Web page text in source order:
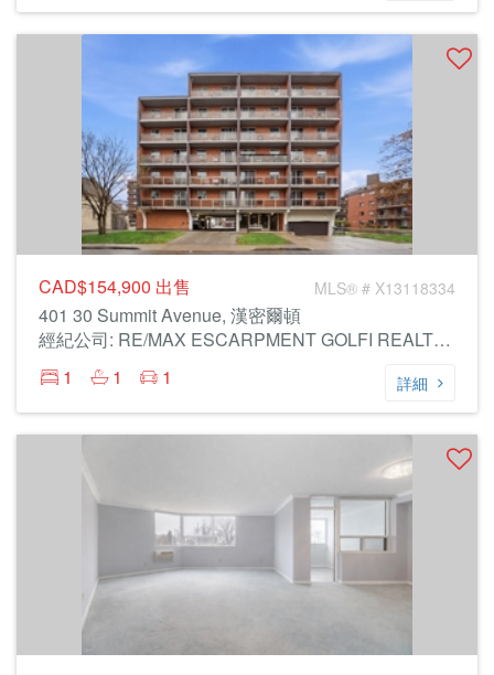
CAD$154,900 出售 MLS® # X13118334
401 30 Summit Avenue, 漢密爾頓
經紀公司: RE/MAX ESCARPMENT GOLFI REALTY INC.
1
1 1 詳細